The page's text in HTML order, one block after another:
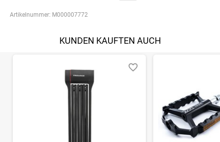
Artikelnummer: M000007772
KUNDEN KAUFTEN AUCH